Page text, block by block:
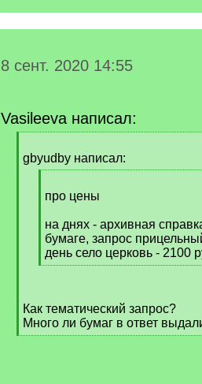
8 сент. 2020 14:55
Vasileeva написал:
q
gbyudby написал:
q
про цены
на днях - архивная
бумаге, запрос
день село церковь - 2100
[
]
Как тематический запрос?
Много ли бумаг в ответ
[